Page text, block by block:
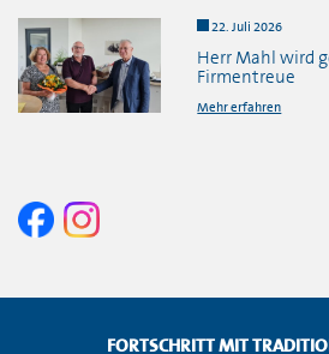
22. Juli 2026
Herr Mahl wird
Firmentreue
Mehr erfahren
FORTSCHRITT MIT